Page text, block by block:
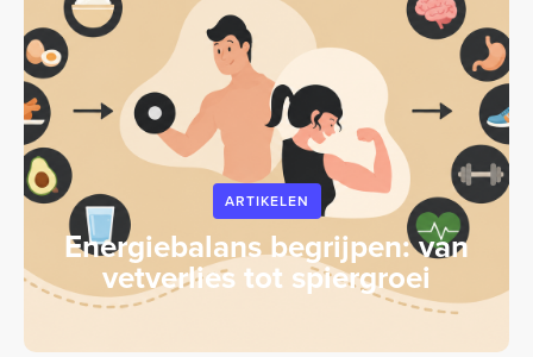
ARTIKELEN
Energiebalans begrijpen: van
vetverlies tot spiergroei